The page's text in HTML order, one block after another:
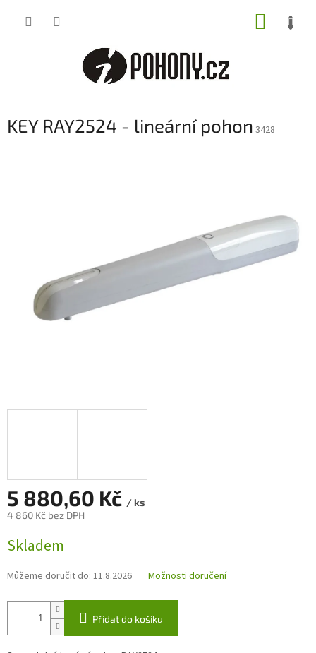
KEY RAY2524 - lineární pohon 3428
5 880,60 Kč / ks
4 860 Kč bez DPH
cena:
Skladem
Můžeme doručit do: 11.8.2026 Možnosti doručení
Přidat do košíku